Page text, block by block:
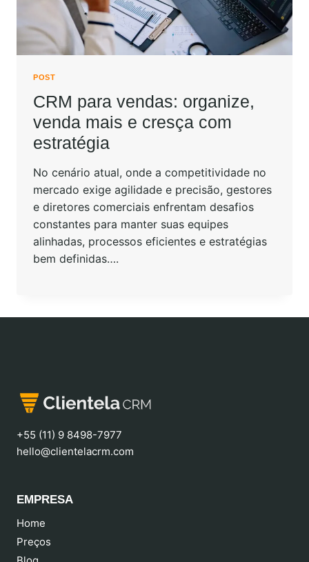
POST
CRM para vendas: organize,
venda mais e cresça com
estratégia
No cenário atual, onde a competitividade no
mercado exige agilidade e precisão, gestores
e diretores comerciais enfrentam desafios
constantes para manter suas equipes
alinhadas, processos eficientes e estratégias
bem definidas….
+55 (11) 9 8498-7977
hello@clientelacrm.com
EMPRESA
Home
Preços